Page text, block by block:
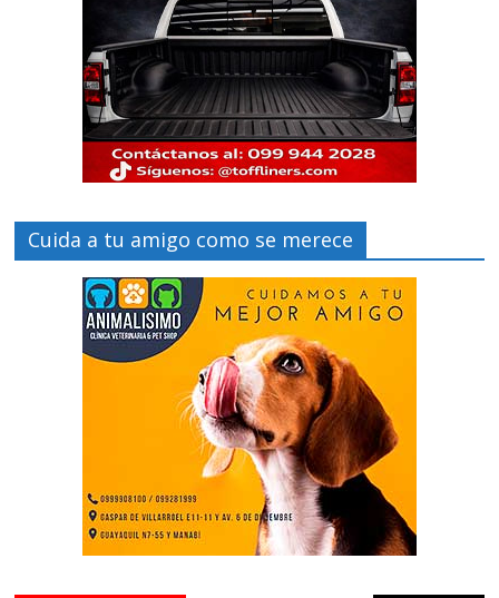
Cuida a tu amigo como se merece